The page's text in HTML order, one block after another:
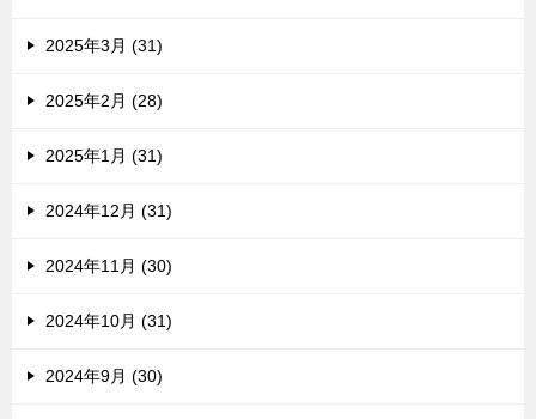
2025年3月 (31)
2025年2月 (28)
2025年1月 (31)
2024年12月 (31)
2024年11月 (30)
2024年10月 (31)
2024年9月 (30)